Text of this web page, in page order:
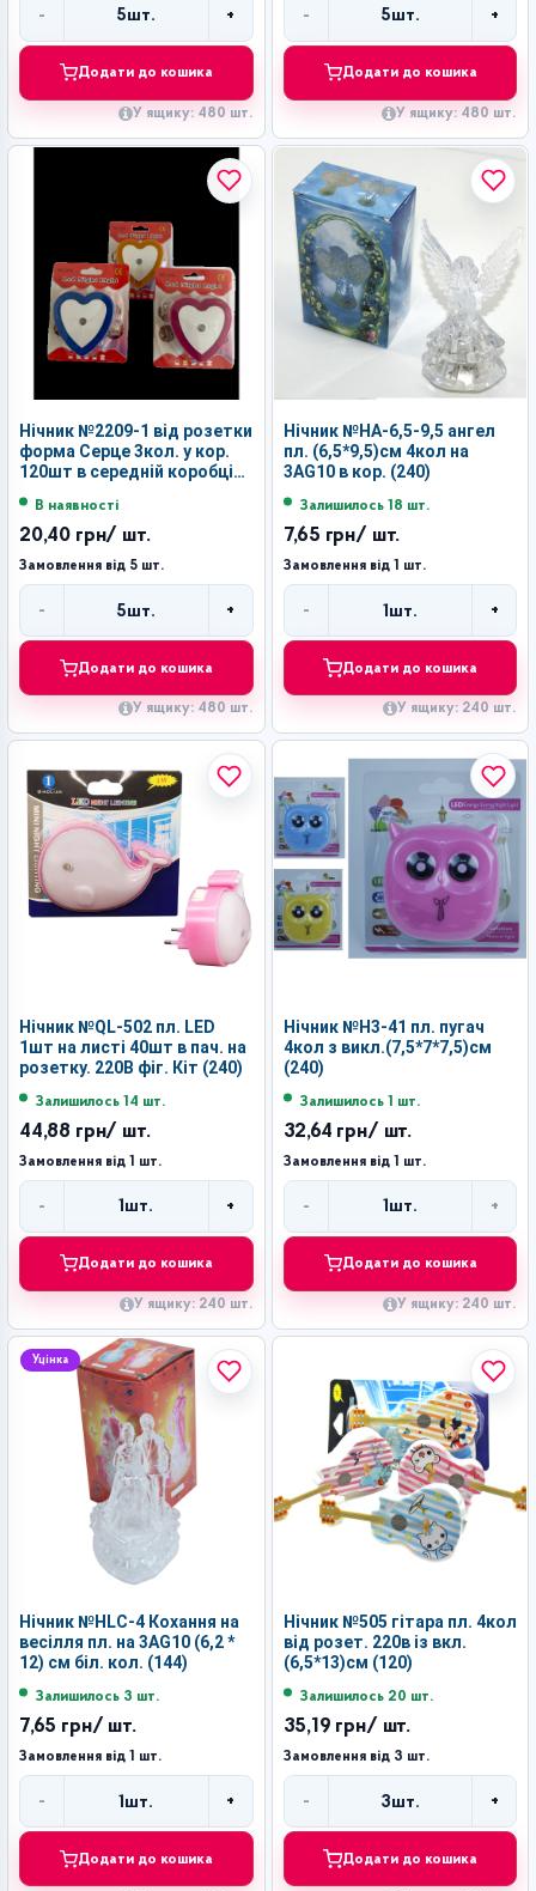
- 5шт. +
Додати до кошика
У ящику: 480 шт.
- 5шт. +
Додати до кошика
У ящику: 480 шт.
Нічник №2209-1 від розетки
форма Серце 3кол. у кор.
120шт в середній коробці
В наявності
20,40 грн/ шт.
Замовлення від 5 шт.
- 5шт. +
Додати до кошика
У ящику: 480 шт.
Нічник №НА-6,5-9,5 ангел
пл. (6,5*9,5)см 4кол на
3AG10 в кор. (240)
Залишилось 18 шт.
7,65 грн/ шт.
Замовлення від 1 шт.
- 1 шт. +
Додати до кошика
У ящику: 240 шт.
Нічник №QL-502 пл. LED
1шт на листі 40шт в пач. на
розетку. 220В фіг. Кіт (240)
Залишилось 14 шт.
44,88 грн/ шт.
Замовлення від 1 шт.
- 1шт. +
Додати до кошика
У ящику: 240 шт.
Нічник №Н3-41 пл. пугач
4кол з викл.(7,5*7*7,5)см
(240)
Залишилось 1 шт.
32,64 грн/ шт.
Замовлення від 1 шт.
- 1шт. +
Додати до кошика
У ящику: 240 шт.
Уцінка
Нічник №HLC-4 Кохання на
весілля пл. на 3AG10 (6,2 *
12) см біл. кол. (144)
Залишилось 3 шт.
7,65 грн/ шт.
Замовлення від 1 шт.
- 1 шт. +
Додати до кошика
Нічник №505 гітара пл. 4кол
від розет. 220в із вкл.
(6,5*13)см (120)
Залишилось 20 шт.
35,19 грн/ шт.
Замовлення від 3 шт.
- 3шт. +
Додати до кошика